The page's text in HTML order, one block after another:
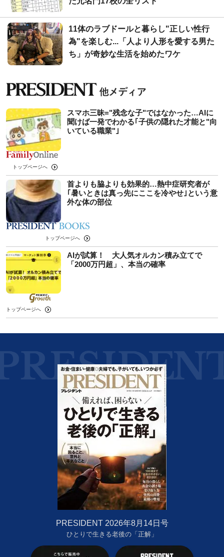
11体のラブドールと暮らし"正しい性行
為"を楽しむ...「人より人形を愛する男た
ち」が奇妙な生活を始めたワケ
スマホ三昧="残念な子"ではなかった…AIに
聞けば一発でわかる｢子供の隠れた才能と"向
いている職業"｣
トップページへ
首よりも脇よりも効果的…熱中症研究者が
｢暑いときは真っ先にここを冷やせ｣という意
外な体の部位
トップページへ
AIが試算！ 大人気オルカン積み立てで
「2000万円超」、本当の確率
トップページへ
PRESIDENT 2026年8月14日号
ひとりで生きる老後の「正解」